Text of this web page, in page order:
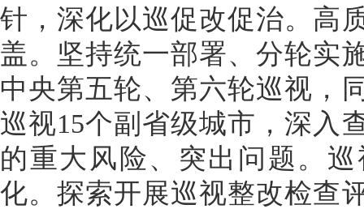
针，深化以巡促改促治。高
盖。坚持统一部署、分轮实
中央第五轮、第六轮巡视，
巡视15个副省级城市，深入
的重大风险、突出问题。
化。探索开展巡视整改检查